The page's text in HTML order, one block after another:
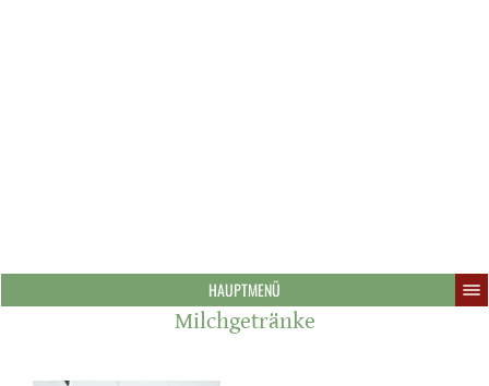
HAUPTMENÜ
Milchgetränke